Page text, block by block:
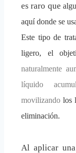
es raro que
aquí donde se
Este tipo de
ligero, el
naturalmente
líquido
movilizando los
eliminación.
Al aplicar